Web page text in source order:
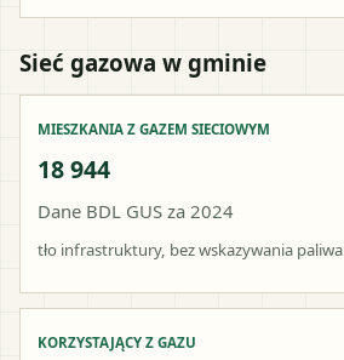
Sieć gazowa w gminie
MIESZKANIA Z GAZEM SIECIOWYM
18 944
Dane BDL GUS za 2024
tło infrastruktury, bez wskazywania paliwa
KORZYSTAJĄCY Z GAZU